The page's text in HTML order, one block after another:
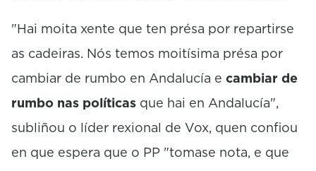
"Hai moita xente que ten présa por repartirse
as cadeiras. Nós temos moitísima présa por
cambiar de rumbo en Andalucía e cambiar de
rumbo nas políticas que hai en Andalucía",
subliñou o líder rexional de Vox, quen confiou
en que espera que o PP "tomase nota, e que